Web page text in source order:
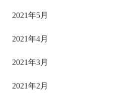
2021年5月
2021年4月
2021年3月
2021年2月